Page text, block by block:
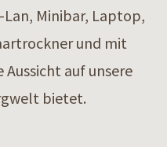
Lan, Minibar, Laptop,
und mit
Aussicht auf unsere
bietet.